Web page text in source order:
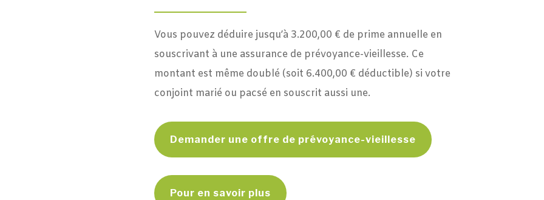
Vous pouvez déduire jusqu’à 3.200,00 € de prime annuelle en
souscrivant à une assurance de prévoyance-vieillesse. Ce
montant est même doublé (soit 6.400,00 € déductible) si votre
conjoint marié ou pacsé en souscrit aussi une.
Demander une offre de prévoyance-vieillesse
Pour en savoir plus